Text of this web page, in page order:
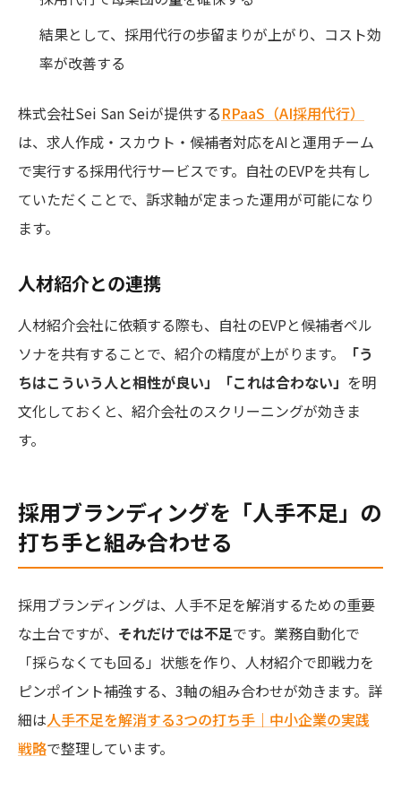
結果として、採用代行の歩留まりが上がり、コスト効
率が改善する
株式会社Sei San Seiが提供するRPaaS（AI採用代行）
は、求人作成・スカウト・候補者対応をAIと運用チーム
で実行する採用代行サービスです。自社のEVPを共有し
ていただくことで、訴求軸が定まった運用が可能になり
ます。
人材紹介との連携
人材紹介会社に依頼する際も、自社のEVPと候補者ペル
ソナを共有することで、紹介の精度が上がります。
「う
ちはこういう人と相性が良い」「これは合わない」 を明
文化しておくと、紹介会社のスクリーニングが効きま
す。
採用ブランディングを「人手不足」の
打ち手と組み合わせる
採用ブランディングは、人手不足を解消するための重要
な土台ですが、 それだけでは不足です。業務自動化で
「採らなくても回る」状態を作り、人材紹介で即戦力を
ピンポイント補強する、3軸の組み合わせが効きます。詳
細は人手不足を解消する3つの打ち手｜中小企業の実践
戦略で整理しています。